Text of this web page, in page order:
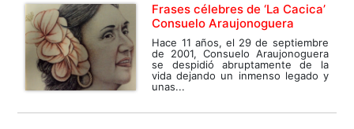
Frases célebres de ‘La Cacica’
Consuelo Araujonoguera
Hace 11 años, el 29 de septiembre
de 2001, Consuelo Araujonoguera
se despidió abruptamente de la
vida dejando un inmenso legado y
unas...